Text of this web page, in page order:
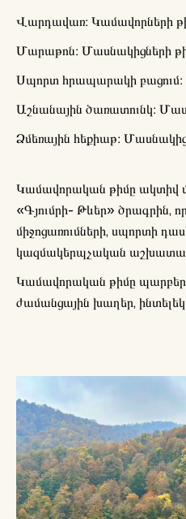
Վարդավառ։ Կամավորների
Մարաթոն։ Մասնակիցների
Սպորտ հրապարակի բացում։
Աշնանային ծառատունկ։
Ձմեռային հեքիաթ։
Կամավորական թիմը ակտիվ
«Գյումրի- Թևեր» ծրագրին,
միջոցառումների, սպորտի
կազմակերպչական
Կամավորական թիմը
ժամանցային խաղեր,